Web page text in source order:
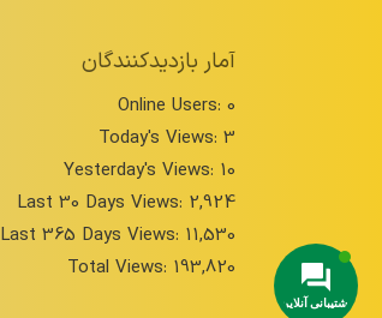
آمار بازدیدکنندگان
Online Users: 0
Today's Views: 3
Yesterday's Views: 10
Last 30 Days Views: 2,924
Last 365 Days Views: 11,530
Total Views: 193,820
پشتیبانی آنلاین